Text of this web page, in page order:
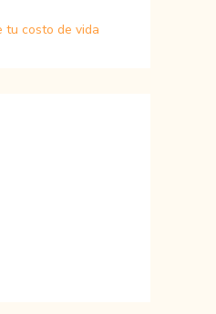
tu costo de vida